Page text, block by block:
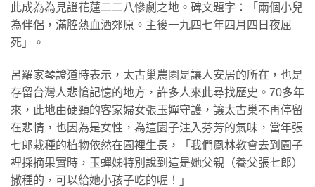
此成為為見證花蓮二二八慘劇之地。碑文題字：「兩個小兒
為伴侶，滿腔熱血洒郊原。主後一九四七年四月四日夜屈
死」。
呂羅家琴證道時表示，太古巢農園是讓人安居的所在，也是
存留台灣人悲愴記憶的地方，許多人來此尋找歷史。70多年
來，此地由硬頸的客家婦女張玉嬋守護，讓太古巢不再停留
在悲情，也因為是女性，為這園子注入芬芳的氣味，當年張
七郎栽種的植物依然在園裡生長，「我們鳳林教會去到園子
裡採摘果實時，玉蟬姊特別說到這是她父親（養父張七郎）
撒種的，可以給她小孩子吃的喔！」